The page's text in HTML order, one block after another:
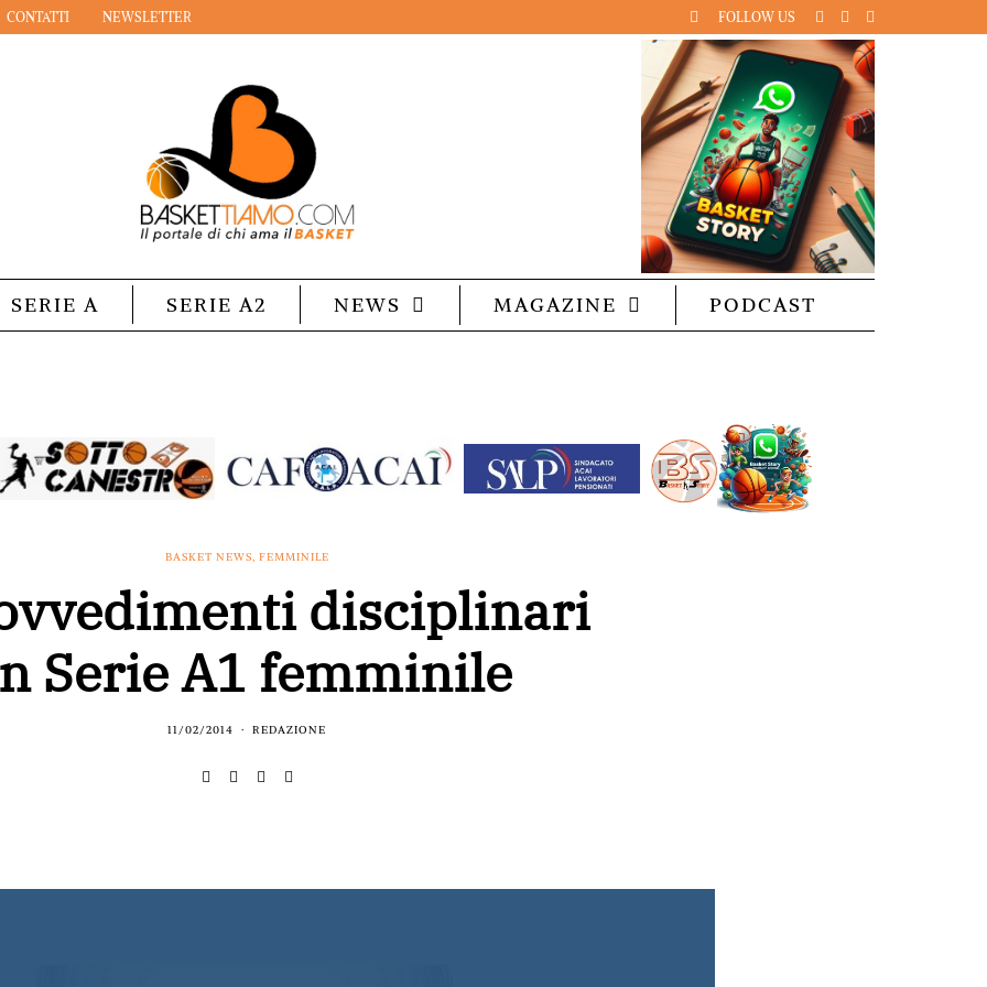
CONTATTI NEWSLETTER FOLLOW US
SERIE A SERIE A2 NEWS MAGAZINE PODCAST
BASKET NEWS, FEMMINILE
disciplinari
Serie A1 femminile
11/02/2014 REDAZIONE